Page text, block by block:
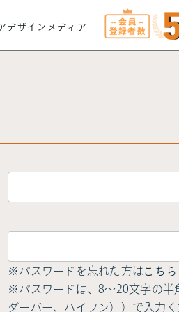
デザインメディア
※パスワードを忘れた方は こちら
※パスワードは、8〜20文字の半
ダーバー、ハイフン））で入力く